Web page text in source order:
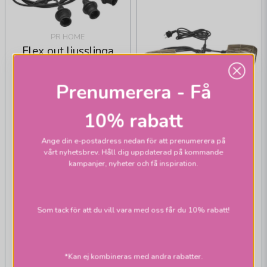
PR HOME
Flex out ljusslinga
932,1 kr
Flex out med Saigon
1 946,1 kr
Prenumerera - Få
10% rabatt
Ange din e-postadress nedan för att prenumerera på
vårt nyhetsbrev. Håll dig uppdaterad på kommande
kampanjer, nyheter och få inspiration.
Som tack för att du vill vara med oss får du 10% rabatt!
*Kan ej kombineras med andra rabatter.